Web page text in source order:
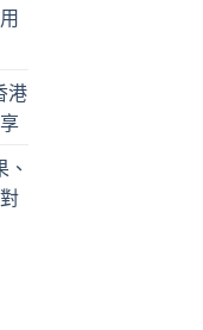
港